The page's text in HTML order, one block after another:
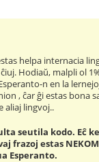
helpa internacia
Hodiaŭ, malpli ol
n en la
, ĉar ĝi estas bona
aliaj lingvoj..
seutila kodo. Eĉ
frazoj estas
Esperanto.